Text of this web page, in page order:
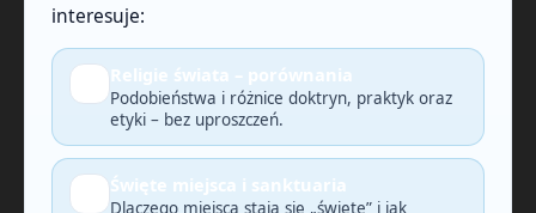
interesuje:
Religie świata – porównania
Podobieństwa i różnice doktryn, praktyk oraz
etyki – bez uproszczeń.
Święte miejsca i sanktuaria
Dlaczego miejsca stają się „święte” i jak